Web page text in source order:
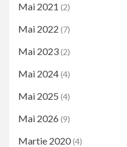
Mai 2021 (2)
Mai 2022 (7)
Mai 2023(2)
Mai 2024(4)
Mai 2025 (4)
Mai 2026 (9)
Martie 2020(4)